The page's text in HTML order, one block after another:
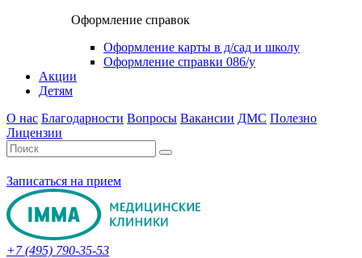
Оформление справок
Оформление карты в д/сад и школу
Оформление справки 086/у
Акции
Детям
О нас Благодарности Вопросы Вакансии ДМС Полезно
Лицензии
Записаться на прием
+7 (495) 790-35-53